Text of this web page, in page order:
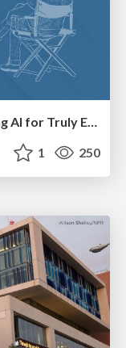
The Director’s Chair: Orchestrating AI for Truly Effective Learning
1 250